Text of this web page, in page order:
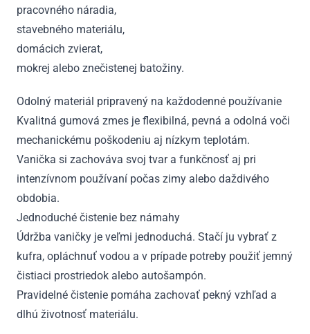
pracovného náradia,
stavebného materiálu,
domácich zvierat,
mokrej alebo znečistenej batožiny.
Odolný materiál pripravený na každodenné používanie
Kvalitná gumová zmes je flexibilná, pevná a odolná voči
mechanickému poškodeniu aj nízkym teplotám.
Vanička si zachováva svoj tvar a funkčnosť aj pri
intenzívnom používaní počas zimy alebo daždivého
obdobia.
Jednoduché čistenie bez námahy
Údržba vaničky je veľmi jednoduchá. Stačí ju vybrať z
kufra, opláchnuť vodou a v prípade potreby použiť jemný
čistiaci prostriedok alebo autošampón.
Pravidelné čistenie pomáha zachovať pekný vzhľad a
dlhú životnosť materiálu.